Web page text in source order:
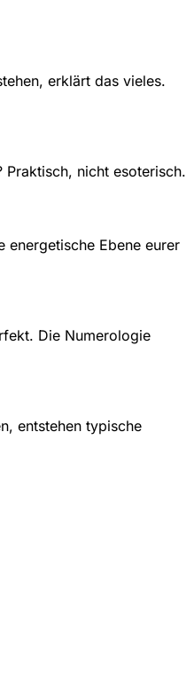
erklärt das vieles.
Praktisch, nicht esoterisch.
energetische Ebene eurer
Die Numerologie
entstehen typische